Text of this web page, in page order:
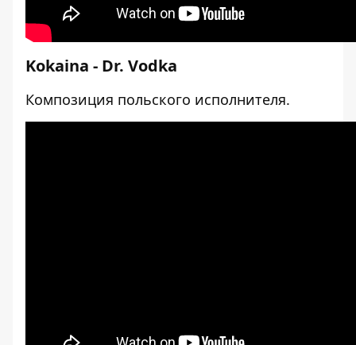
Kokaina - Dr. Vodka
Композиция польского исполнителя.